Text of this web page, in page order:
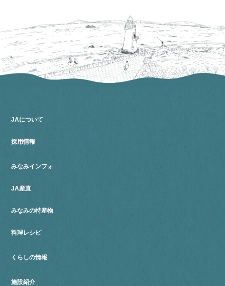
JAについて
採用情報
みなみインフォ
JA産直
みなみの特産物
料理レシピ
くらしの情報
施設紹介